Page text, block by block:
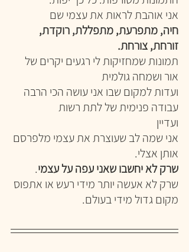
אני אוהבת לראות את עצמי שם
חיה, מתפרעת, מתפללת, רוקדת,
זורחת, צורחת.
תמונות שמחזיקות לי רגעים יקרים של
אור ושמחה גולמית
ועדות למקום שבו אני עושה הכי הרבה
עבודה פנימית של לתת רשות
ועדיין
אני שמה לב שעוצרת את עצמי מלפרסם
אותן אצלי.
שרק לא יחשבו שאני עפה על עצמי.
שרק לא אעשה יותר מידי רעש או אתפוס
מקום גדול מידי בעולם.